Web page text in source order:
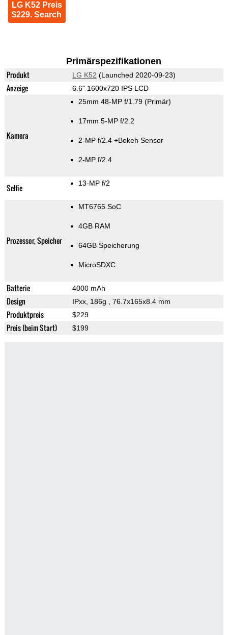
LG K52 Preis
$229. Search
Primärspezifikationen
Produkt LG K52 (Launched 2020-09-23)
Anzeige 6.6" 1600x720 IPS LCD
Kamera
25mm 48-MP f/1.79 (Primär)
17mm 5-MP f/2.2
2-MP f/2.4 +Bokeh Sensor
2-MP f/2.4
Selfie 13-MP f/2
Prozessor, Speicher
MT6765 SoC
4GB RAM
64GB Speicherung
MicroSDXC
Batterie 4000 mAh
Design IPxx, 186g , 76.7x165x8.4 mm
Produktpreis $229
Preis (beim Start) $199